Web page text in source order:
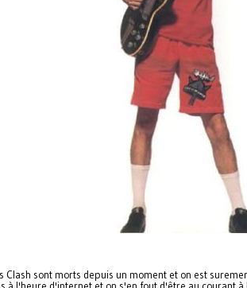
Clash sont morts depuis un moment et on est